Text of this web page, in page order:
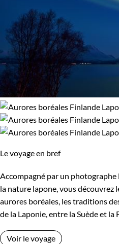
Le voyage en bref
Accompagné par un
la nature lapone, vous découvrez
aurores boréales, les traditions
de la Laponie, entre la Suède et la
Voir le voyage